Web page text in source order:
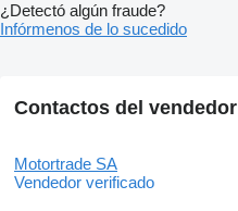
¿Detectó algún fraude?
Infórmenos de lo sucedido
Contactos del vendedor
Motortrade SA
Vendedor verificado